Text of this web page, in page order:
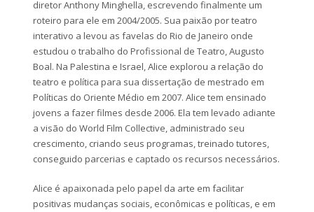
diretor Anthony Minghella, escrevendo finalmente um
roteiro para ele em 2004/2005. Sua paixão por teatro
interativo a levou as favelas do Rio de Janeiro onde
estudou o trabalho do Profissional de Teatro, Augusto
Boal. Na Palestina e Israel, Alice explorou a relação do
teatro e política para sua dissertação de mestrado em
Políticas do Oriente Médio em 2007. Alice tem ensinado
jovens a fazer filmes desde 2006. Ela tem levado adiante
a visão do World Film Collective, administrado seu
crescimento, criando seus programas, treinado tutores,
conseguido parcerias e captado os recursos necessários.
Alice é apaixonada pelo papel da arte em facilitar
positivas mudanças sociais, econômicas e políticas, e em